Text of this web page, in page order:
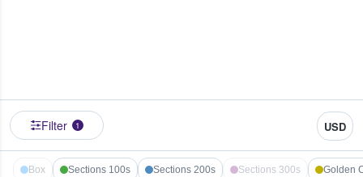
Filter 1 USD
Box Sections 100s Sections 200s Sections 300s Golden